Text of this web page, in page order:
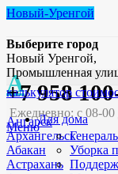
Новый-Уренгой
Выберите город
А
Ангарск
Архангельск
Абакан
Астрахань
Новый Уренгой,
Промышленная
+7 958
Ежедневно: с 08-00
Меню
калькулятор
Для дома
Уборка